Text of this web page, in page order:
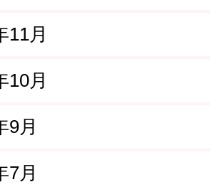
11月
10月
9月
7月